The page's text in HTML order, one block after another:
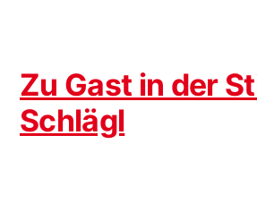
Zu Gast in der
Schlägl